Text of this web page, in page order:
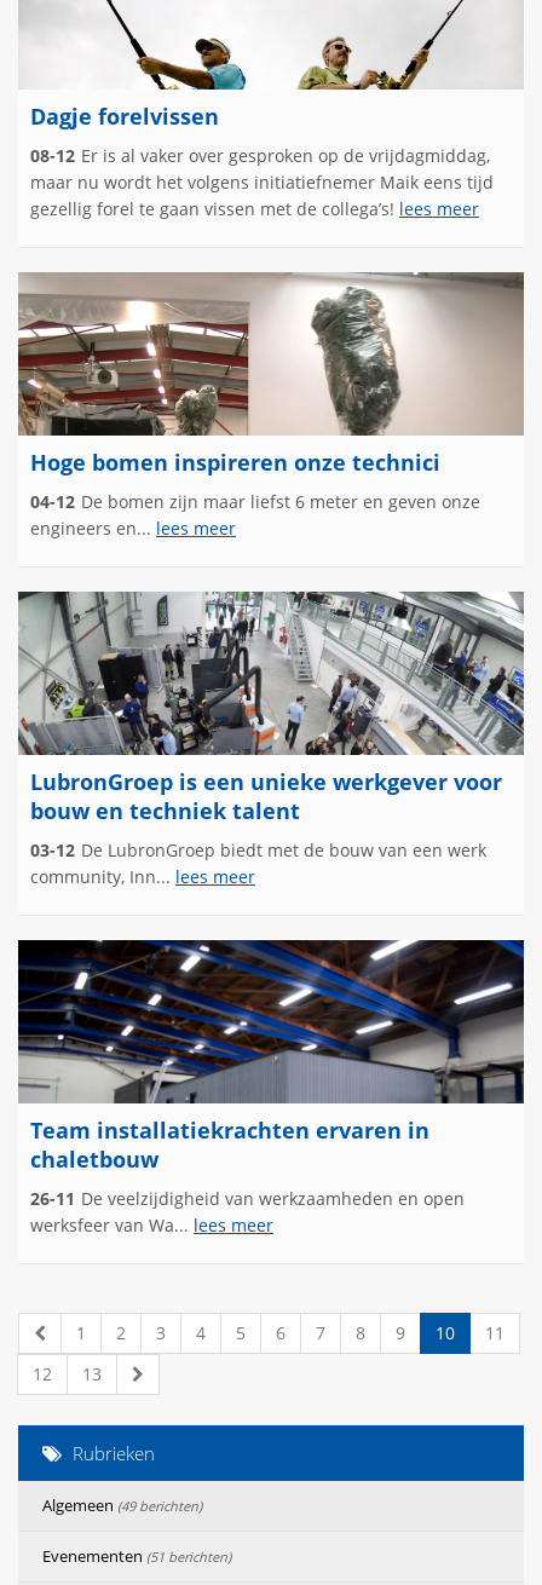
Dagje forelvissen
08-12 Er is al vaker over gesproken op de vrijdagmiddag,
maar nu wordt het volgens initiatiefnemer Maik eens tijd
gezellig forel te gaan vissen met de collega’s! lees meer
Hoge bomen inspireren onze technici
04-12 De bomen zijn maar liefst 6 meter en geven onze
engineers en... lees meer
LubronGroep is een unieke werkgever voor
bouw en techniek talent
03-12 De LubronGroep biedt met de bouw van een werk
community, Inn... lees meer
Team installatiekrachten ervaren in
chaletbouw
26-11 De veelzijdigheid van werkzaamheden en open
werksfeer van Wa... lees meer
1 2 3 4 5 6 7 8 9 10
11
12
13
Rubrieken
Algemeen (49 berichten)
Evenementen (51 berichten)